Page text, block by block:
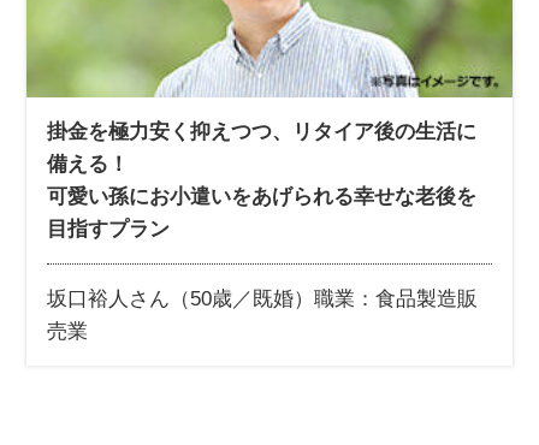
掛金を極力安く抑えつつ、リタイア後の生活に
備える！
可愛い孫にお小遣いをあげられる幸せな老後を
目指すプラン
坂口裕人さん（50歳／既婚） 職業：食品製造販
売業